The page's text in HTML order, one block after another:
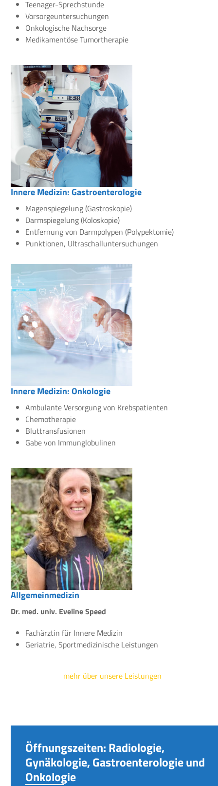
Teenager-Sprechstunde
Vorsorgeuntersuchungen
Onkologische Nachsorge
Medikamentöse Tumortherapie
Innere Medizin: Gastroenterologie
Magenspiegelung (Gastroskopie)
Darmspiegelung (Koloskopie)
Entfernung von Darmpolypen (Polypektomie)
Punktionen, Ultraschalluntersuchungen
Innere Medizin: Onkologie
Ambulante Versorgung von Krebspatienten
Chemotherapie
Bluttransfusionen
Gabe von Immunglobulinen
Allgemeinmedizin
Dr. med. univ. Eveline Speed
Fachärztin für Innere Medizin
Geriatrie, Sportmedizinische Leistungen
mehr über unsere Leistungen
Öffnungszeiten: Radiologie,
Gynäkologie, Gastroenterologie und
Onkologie